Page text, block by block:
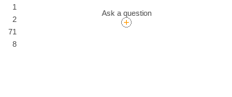
Ask a question
1
2
71
8